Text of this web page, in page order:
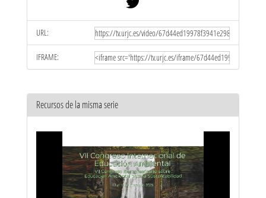
URL:
IFRAME:
Recursos de la misma serie